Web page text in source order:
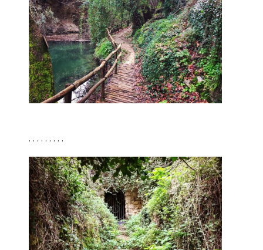
. . . . . . . . .